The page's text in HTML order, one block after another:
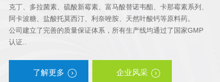
克丁、多拉菌素、硫酸新霉素、富马酸替诺韦酯、卡那霉素系列、
阿卡波糖、盐酸托莫西汀、利奈唑胺、天然叶酸钙等原料药。
公司建立了完善的质量保证体系，所有生产线均通过了国家GMP
认证..
了解更多 企业风采